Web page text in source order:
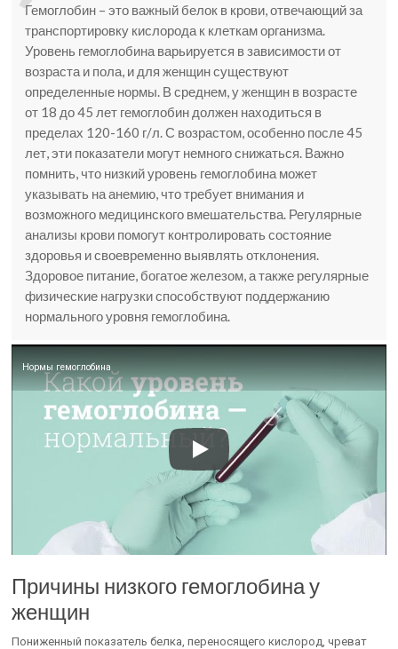
Гемоглобин – это важный белок в крови, отвечающий за
транспортировку кислорода к клеткам организма.
Уровень гемоглобина варьируется в зависимости от
возраста и пола, и для женщин существуют
определенные нормы. В среднем, у женщин в возрасте
от 18 до 45 лет гемоглобин должен находиться в
пределах 120-160 г/л. С возрастом, особенно после 45
лет, эти показатели могут немного снижаться. Важно
помнить, что низкий уровень гемоглобина может
указывать на анемию, что требует внимания и
возможного медицинского вмешательства. Регулярные
анализы крови помогут контролировать состояние
здоровья и своевременно выявлять отклонения.
Здоровое питание, богатое железом, а также регулярные
физические нагрузки способствуют поддержанию
нормального уровня гемоглобина.
Нормы гемоглобина
Причины низкого гемоглобина у
женщин
Пониженный показатель белка, переносящего кислород, чреват